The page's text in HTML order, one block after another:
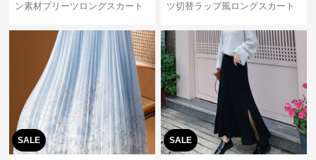
ン素材プリーツロングスカート
ツ切替ラップ風ロングスカート
SALE SALE